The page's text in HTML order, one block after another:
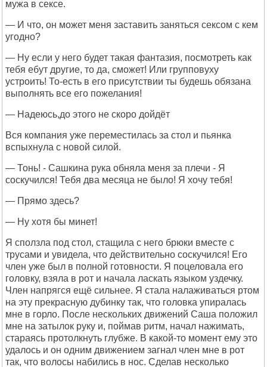
мужа в сексе.
— И что, он может меня заставить заняться сексом с кем
угодно?
— Ну если у него будет такая фантазия, посмотреть как
тебя ебут другие, то да, сможет! Или групповуху
устроить! То-есть в его присутствии ты будешь обязана
выполнять все его пожелания!
— Надеюсь,до этого не скоро дойдёт
Вся компания уже переместилась за стол и пьянка
вспыхнула с новой силой.
— Тонь! - Сашкина рука обняла меня за плечи - Я
соскучился! Тебя два месяца не было! Я хочу тебя!
— Прямо здесь?
— Ну хотя бы минет!
Я сползла под стол, стащила с него брюки вместе с
трусами и увидела, что действительно соскучился! Его
член уже был в полной готовности. Я поцеловала его
головку, взяла в рот и начала ласкать языком уздечку.
Член напрягся ещё сильнее. Я стала налаживаться ртом
на эту прекрасную дубинку так, что головка упиралась
мне в горло. После нескольких движений Саша положил
мне на затылок руку и, поймав ритм, начал нажимать,
стараясь протолкнуть глубже. В какой-то момент ему это
удалось и он одним движением загнал член мне в рот
так, что волосы набились в нос. Сделав несколько